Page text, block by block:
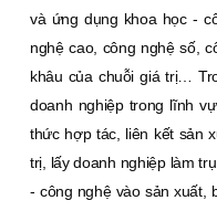
và ứng dụng khoa học -
nghệ cao, công nghệ số,
khâu của chuỗi giá trị…
doanh nghiệp trong lĩnh
thức hợp tác, liên kết sản
trị, lấy doanh nghiệp làm
- công nghệ vào sản xuất,